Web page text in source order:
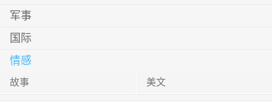
军事
国际
情感
故事 美文